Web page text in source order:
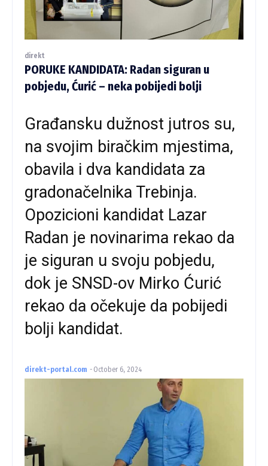
direkt
PORUKE KANDIDATA: Radan siguran u
pobjedu, Ćurić – neka pobijedi bolji
Građansku dužnost jutros su,
na svojim biračkim mjestima,
obavila i dva kandidata za
gradonačelnika Trebinja.
Opozicioni kandidat Lazar
Radan je novinarima rekao da
je siguran u svoju pobjedu,
dok je SNSD-ov Mirko Ćurić
rekao da očekuje da pobijedi
bolji kandidat.
direkt-portal.com - October 6, 2024